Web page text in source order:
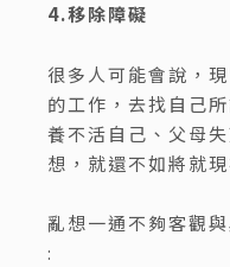
4.移除障礙
很多人可能會說，
的工作，去找自己
養不活自己、父母
想，就還不如將就
亂想一通不夠客觀
: